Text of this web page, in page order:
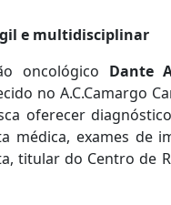
e multidisciplinar
oncológico Dante
no A.C.Camargo
oferecer
médica, exames de
titular do Centro de